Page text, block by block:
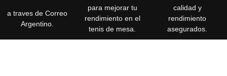
a traves de Correo
Argentino.
para mejorar tu
rendimiento en el
tenis de mesa.
calidad y
rendimiento
asegurados.